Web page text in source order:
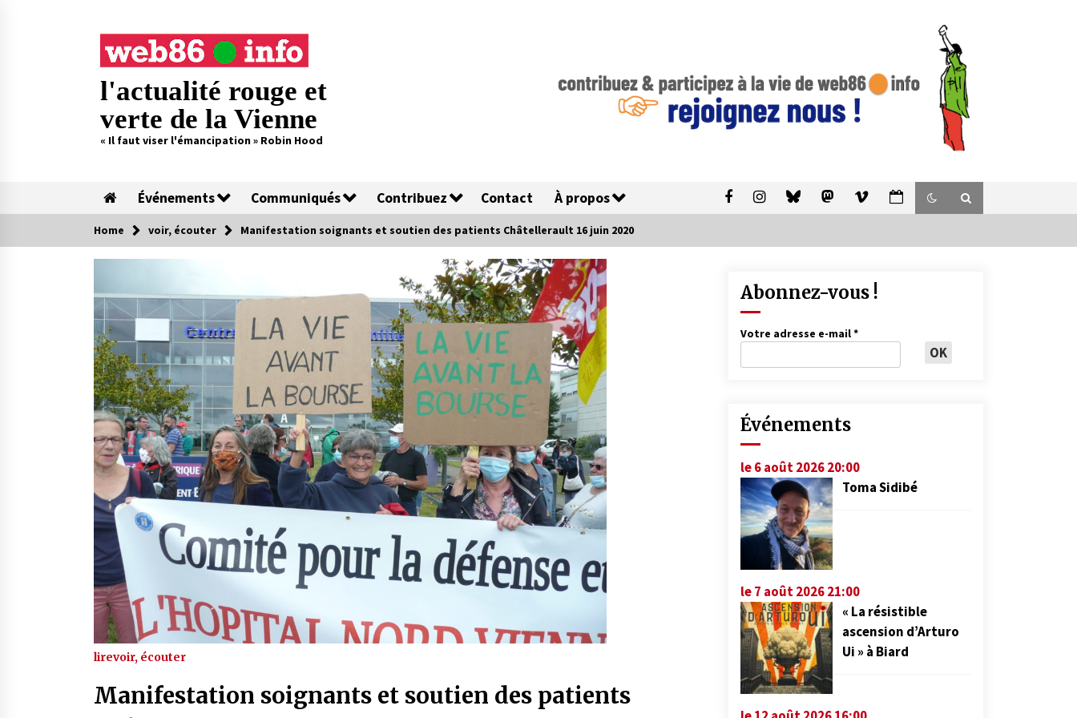
l'actualité rouge et
verte de la Vienne
« Il faut viser l'émancipation » Robin Hood
Événements Communiqués Contribuez Contact À propos
Home voir, écouter Manifestation soignants et soutien des patients Châtellerault 16 juin 2020
lirevoir, écouter
Manifestation soignants et soutien des patients
Abonnez-vous !
Votre adresse e-mail*
Événements
le 6 août 2026 20:00
Toma Sidibé
le 7 août 2026 21:00
« La résistible
ascension d’Arturo
Ui » à Biard